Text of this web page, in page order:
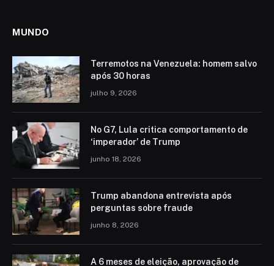
MUNDO
Terremotos na Venezuela: homem salvo
após 30 horas
julho 9, 2026
No G7, Lula critica comportamento de
‘imperador’ de Trump
junho 18, 2026
Trump abandona entrevista após
perguntas sobre fraude
junho 8, 2026
A 6 meses de eleição, aprovação de